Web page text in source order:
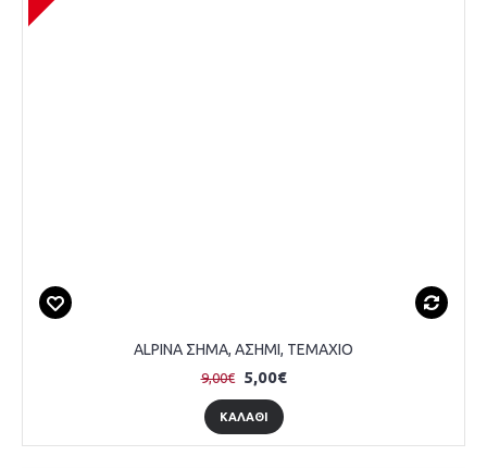
ALPINA ΣΗΜΑ, ΑΣΗΜΙ, ΤΕΜΑΧΙΟ
9,00€ 5,00€
ΚΑΛΆΘΙ